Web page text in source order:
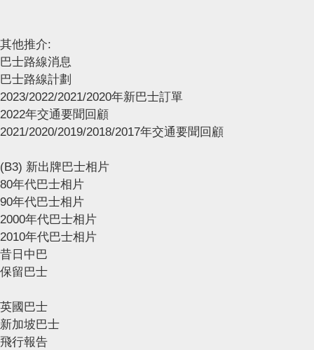
其他推介:
巴士路線消息
巴士路線計劃
2023/2022/2021/2020年新巴士訂單
2022年交通要聞回顧
2021/2020/2019/2018/2017年交通要聞回顧
(B3) 新出牌巴士相片
80年代巴士相片
90年代巴士相片
2000年代巴士相片
2010年代巴士相片
昔日中巴
保留巴士
英國巴士
新加坡巴士
飛行報告